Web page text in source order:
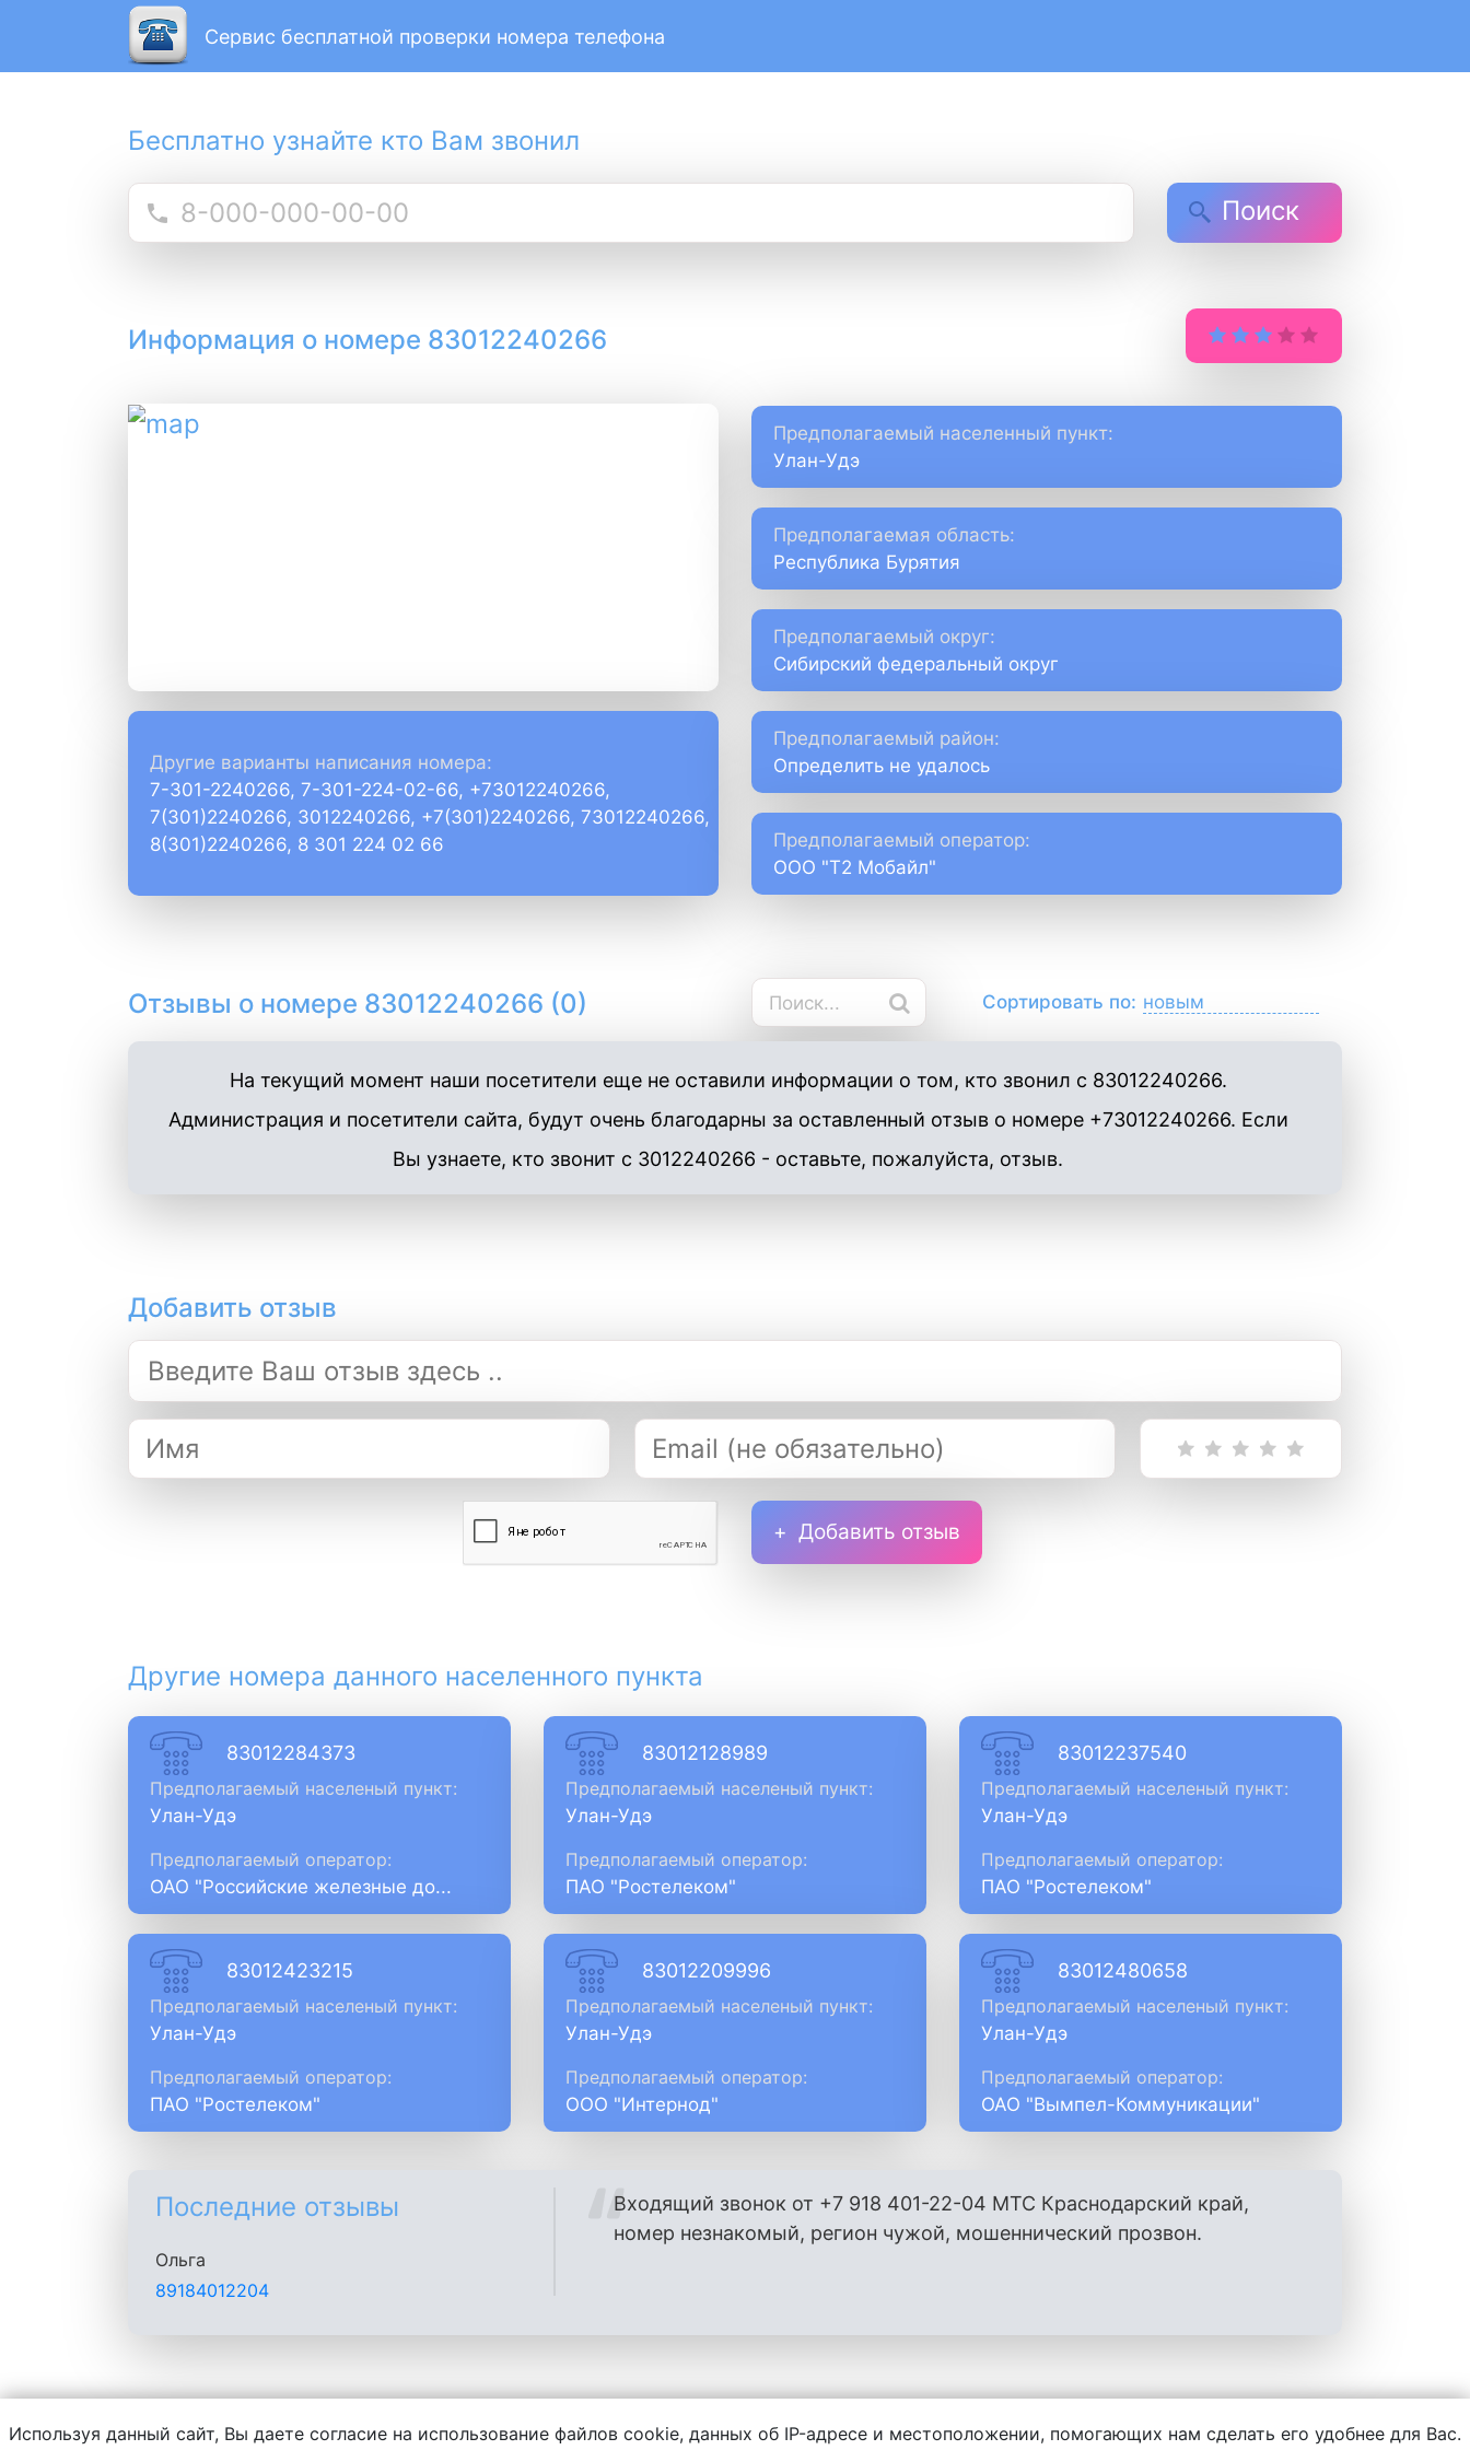
Сервис бесплатной проверки номера телефона
Бесплатно узнайте кто Вам звонил
Поиск
Информация о номере 83012240266
Предполагаемый населенный пункт:
Улан-Удэ
Предполагаемая область:
Республика Бурятия
Предполагаемый округ:
Сибирский федеральный округ
Другие варианты написания номера:
7-301-2240266, 7-301-224-02-66, +73012240266,
7(301)2240266, 3012240266, +7(301)2240266, 73012240266,
8(301)2240266, 8 301 224 02 66
Предполагаемый район:
Определить не удалось
Предполагаемый оператор:
ООО "Т2 Мобайл"
Отзывы о номере 83012240266 (0) Сортировать по:
На текущий момент наши посетители еще не оставили информации о том, кто звонил с 83012240266.
Администрация и посетители сайта, будут очень благодарны за оставленный отзыв о номере +73012240266. Если
Вы узнаете, кто звонит с 3012240266 - оставьте, пожалуйста, отзыв.
Добавить отзыв
Добавить отзыв
Другие номера данного населенного пункта
83012284373
Предполагаемый населеный пункт:
Улан-Удэ
Предполагаемый оператор:
ОАО "Российские железные до...
83012128989
Предполагаемый населеный пункт:
Улан-Удэ
Предполагаемый оператор:
ПАО "Ростелеком"
83012237540
Предполагаемый населеный пункт:
Улан-Удэ
Предполагаемый оператор:
ПАО "Ростелеком"
83012423215
Предполагаемый населеный пункт:
Улан-Удэ
Предполагаемый оператор:
ПАО "Ростелеком"
83012209996
Предполагаемый населеный пункт:
Улан-Удэ
Предполагаемый оператор:
ООО "Интернод"
83012480658
Предполагаемый населеный пункт:
Улан-Удэ
Предполагаемый оператор:
ОАО "Вымпел-Коммуникации"
Последние отзывы
Ольга
89184012204
Входящий звонок от +7 918 401-22-04 МТС Краснодарский край,
номер незнакомый, регион чужой, мошеннический прозвон.
Администрация сайта не несет ответственности за содержание комментариев, любой другой информации, написанной пользователями.
Используя данный сайт, Вы даете согласие на использование файлов cookie, данных об IP-адресе и местоположении, помогающих нам сделать его удобнее для Вас.